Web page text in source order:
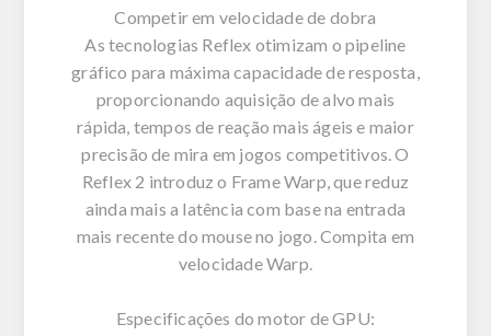
Competir em velocidade de dobra
As tecnologias Reflex otimizam o pipeline
gráfico para máxima capacidade de resposta,
proporcionando aquisição de alvo mais
rápida, tempos de reação mais ágeis e maior
precisão de mira em jogos competitivos. O
Reflex 2 introduz o Frame Warp, que reduz
ainda mais a latência com base na entrada
mais recente do mouse no jogo. Compita em
velocidade Warp.
Especificações do motor de GPU: